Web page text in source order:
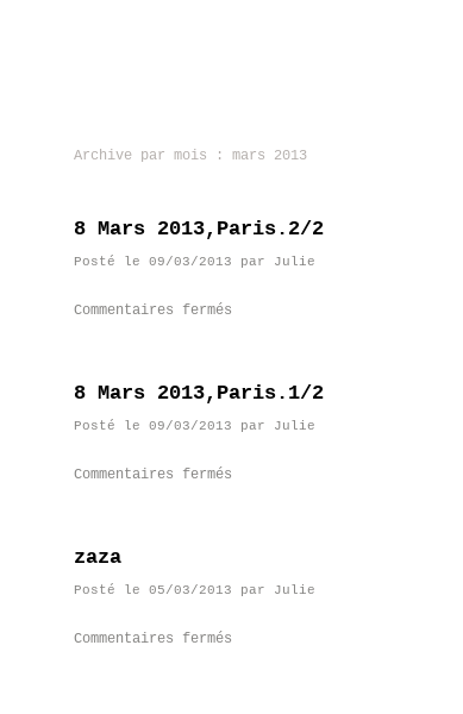
Archive par mois : mars 2013
8 Mars 2013,Paris.2/2
Posté le 09/03/2013 par Julie
Commentaires fermés
8 Mars 2013,Paris.1/2
Posté le 09/03/2013 par Julie
Commentaires fermés
zaza
Posté le 05/03/2013 par Julie
Commentaires fermés